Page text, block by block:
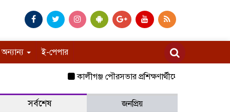
অন্যান্য ই-পেপার
কালীগঞ্জ পৌরসভার প্রশিক্ষণার্থীদের মাঝে যাতায়াত
সর্বশেষ
জনপ্রিয়